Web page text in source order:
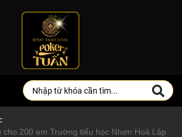
cho 200 em Trường tiểu học Nhơn Hoà Lập